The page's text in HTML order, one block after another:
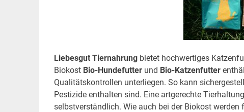
Liebesgut Tiernahrungbietet hochwertiges
Biokost Bio-Hundefutterund Bio-Katzenfutter
Qualitätskontrollen unterliegen. So kann
Pestizide enthalten sind. Eine artgerechte
selbstverständlich. Wie auch bei der Biokost werden